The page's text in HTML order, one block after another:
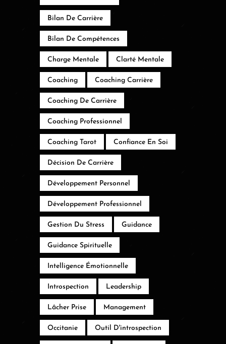
Bilan De Carrière
Bilan De Compétences
Charge Mentale Clarté Mentale
Coaching Coaching Carrière
Coaching De Carrière
Coaching Professionnel
Coaching Tarot Confiance En Soi
Décision De Carrière
Développement Personnel
Développement Professionnel
Gestion Du Stress Guidance
Guidance Spirituelle
Intelligence Émotionnelle
Introspection Leadership
Lâcher Prise Management
Occitanie Outil D'introspection